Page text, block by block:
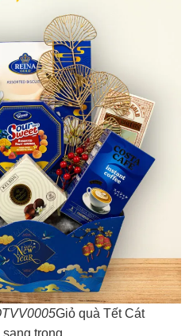
Giỏ quà Tết Cát